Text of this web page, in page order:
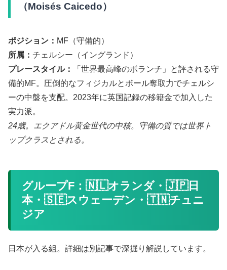
（Moisés Caicedo）
ポジション： MF（守備的）
所属： チェルシー（イングランド）
プレースタイル：
「世界最高峰のボランチ」と評される守
備的MF。圧倒的なフィジカルとボール奪取力でチェルシ
ーの中盤を支配。2023年に英国記録の移籍金で加入した
実力派。
24歳。エクアドル黄金世代の中核。守備の質では世界ト
ップクラスとされる。
グループF：🇳🇱オランダ・🇯🇵日
本・🇸🇪スウェーデン・🇹🇳チュニ
ジア
日本が入る組。詳細は別記事で深掘り解説しています。